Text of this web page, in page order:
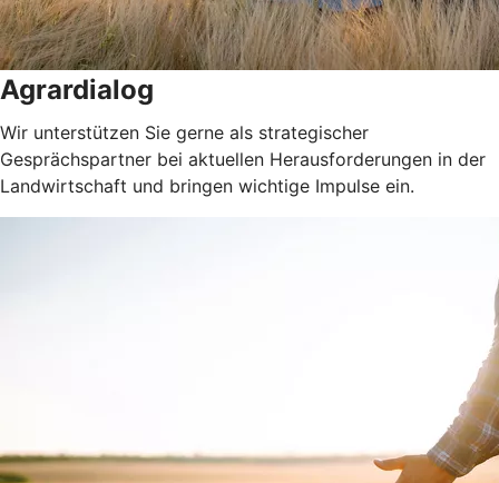
Agrardialog
Wir unterstützen Sie gerne als strategischer
Gesprächspartner bei aktuellen Herausforderungen in der
Landwirtschaft und bringen wichtige Impulse ein.